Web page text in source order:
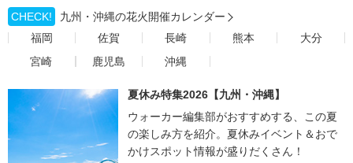
CHECK!
九州・沖縄の花火開催カレンダー
福岡
佐賀 長崎 熊本
大分
宮崎
鹿児島 沖縄
夏休み特集2026【九州・沖縄】
ウォーカー編集部がおすすめする、この夏
の楽しみ方を紹介。夏休みイベント＆おで
かけスポット情報が盛りだくさん！